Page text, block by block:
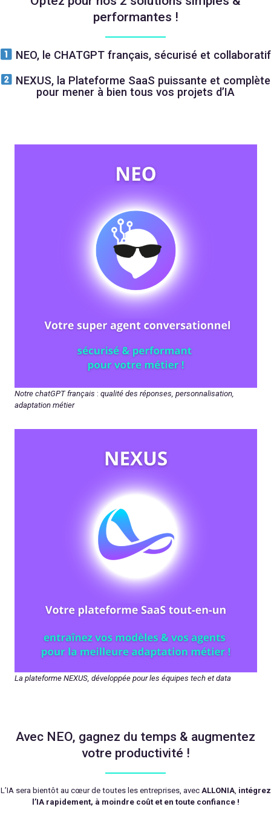
performantes !
NEO, le CHATGPT français, sécurisé et collaboratif
NEXUS, la Plateforme SaaS puissante et complète
pour mener à bien tous vos projets d’IA
Notre chatGPT français : qualité des réponses, personnalisation,
adaptation métier
La plateforme NEXUS, développée pour les équipes tech et data
Avec NEO, gagnez du temps & augmentez
votre productivité !
L’IA sera bientôt au cœur de toutes les entreprises, avec ALLONIA, intégrez
l’IA rapidement, à moindre coût et en toute confiance !